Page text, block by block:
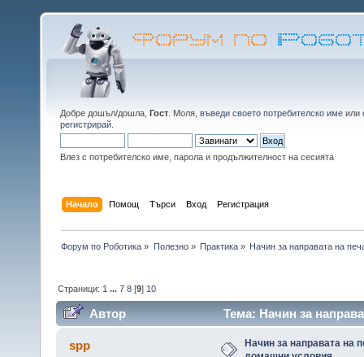
Добре дошъл/дошла, Гост . Моля, въведи своето потребителско име или
регистрирай
Влез с потребителско име, парола и продължителност на сесията
Начало Помощ Търси Вход Регистрация
Форум по Роботика » Полезно» Практика» Начин за направата на
Страници: 1 ...7 8 [9] 10
Автор
Тема: Начин за
spp
Начин за направата на